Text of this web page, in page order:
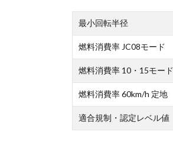
最小回転半径
燃料消費率 JC08モード
燃料消費率 10・15モード
燃料消費率 60km/h 定地
適合規制・認定レベル値